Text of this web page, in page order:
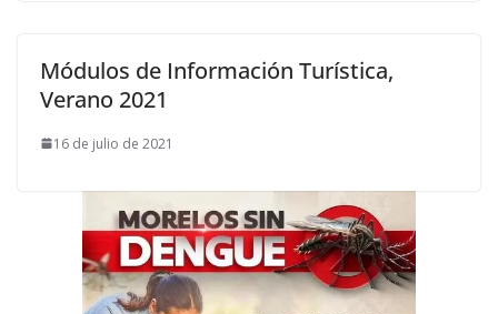
Módulos de Información Turística,
Verano 2021
16 de julio de 2021